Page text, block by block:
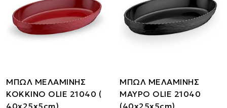
ΜΠΩΛ ΜΕΛΑΜΙΝΗΣ
ΚΟΚΚΙΝΟ OLIE 21040 (
ΜΠΩΛ ΜΕΛΑΜΙΝΗΣ
ΜΑΥΡΟ OLIE 21040